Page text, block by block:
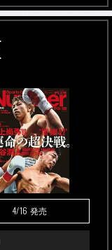
4/16 発売